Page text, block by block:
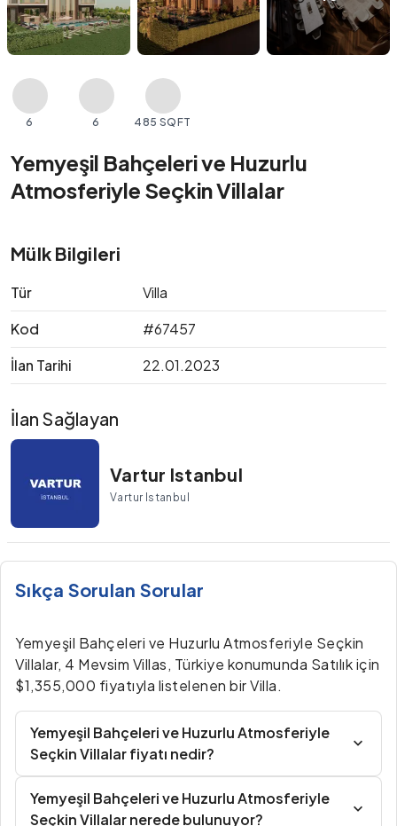
6 6 485 SQFT
Yemyeşil Bahçeleri ve Huzurlu
Atmosferiyle Seçkin Villalar
Mülk Bilgileri
Tür
Villa
Kod
#67457
İlan Tarihi
22.01.2023
İlan Sağlayan
Vartur Istanbul
Vartur Istanbul
Sıkça Sorulan Sorular
Yemyeşil Bahçeleri ve Huzurlu Atmosferiyle Seçkin
Villalar, 4 Mevsim Villas, Türkiye konumunda Satılık için
$1,355,000 fiyatıyla listelenen bir Villa.
Yemyeşil Bahçeleri ve Huzurlu Atmosferiyle
Seçkin Villalar fiyatı nedir?
Yemyeşil Bahçeleri ve Huzurlu Atmosferiyle
Seçkin Villalar nerede bulunuyor?